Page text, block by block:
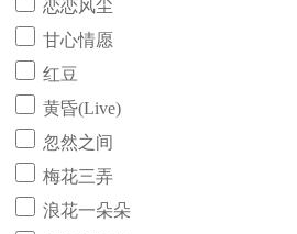
恋恋风尘
甘心情愿
红豆
黄昏(Live)
忽然之间
梅花三弄
浪花一朵朵